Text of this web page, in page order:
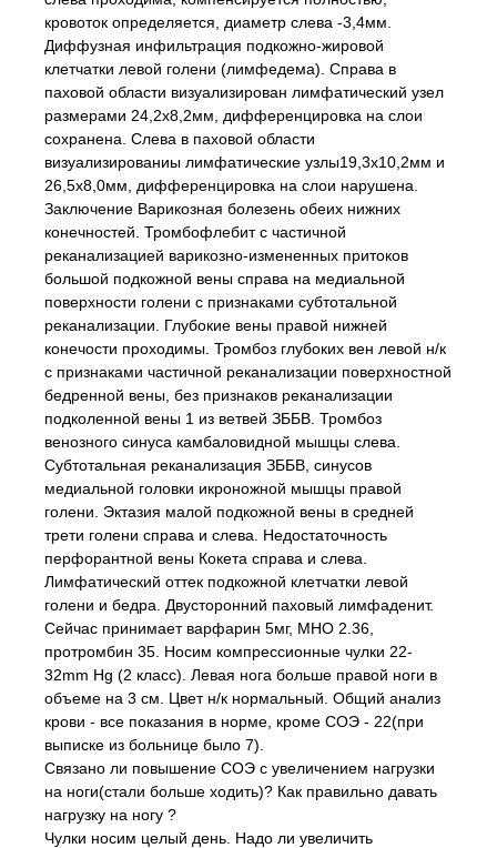
кровоток определяется, диаметр слева -3,4мм.
Диффузная инфильтрация подкожно-жировой
клетчатки левой голени (лимфедема). Справа в
паховой области визуализирован лимфатический узел
размерами 24,2х8,2мм, дифференцировка на слои
сохранена. Слева в паховой области
визуализированиы лимфатические узлы19,3х10,2мм и
26,5х8,0мм, дифференцировка на слои нарушена.
Заключение Варикозная болезень обеих нижних
конечностей. Тромбофлебит с частичной
реканализацией варикозно-измененных притоков
большой подкожной вены справа на медиальной
поверхности голени с признаками субтотальной
реканализации. Глубокие вены правой нижней
конечости проходимы. Тромбоз глубоких вен левой н/к
с признаками частичной реканализации поверхностной
бедренной вены, без признаков реканализации
подколенной вены 1 из ветвей ЗББВ. Тромбоз
венозного синуса камбаловидной мышцы слева.
Субтотальная реканализация ЗББВ, синусов
медиальной головки икроножной мышцы правой
голени. Эктазия малой подкожной вены в средней
трети голени справа и слева. Недостаточность
перфорантной вены Кокета справа и слева.
Лимфатический оттек подкожной клетчатки левой
голени и бедра. Двусторонний паховый лимфаденит.
Сейчас принимает варфарин 5мг, МНО 2.36,
протромбин 35. Носим компрессионные чулки 22-
32mm Hg (2 класс). Левая нога больше правой ноги в
объеме на 3 см. Цвет н/к нормальный. Общий анализ
крови - все показания в норме, кроме СОЭ - 22(при
выписке из больнице было 7).
Связано ли повышение СОЭ с увеличением нагрузки
на ноги(стали больше ходить)? Как правильно давать
нагрузку на ногу ?
Чулки носим целый день. Надо ли увеличить